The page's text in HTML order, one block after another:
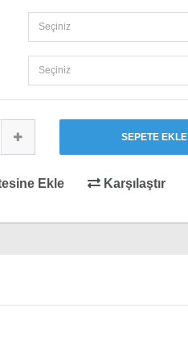
Seçiniz
Seçiniz
SEPETE EKLE
Ekle Karşılaştır